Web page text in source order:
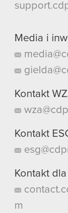
Media i
Kontakt
Kontakt
Kontakt
m